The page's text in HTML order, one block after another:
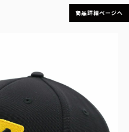
商品詳細ページへ